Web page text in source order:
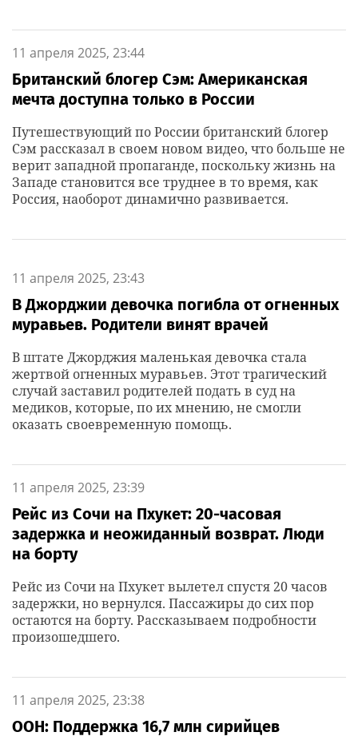
11 апреля 2025, 23:44
Британский блогер Сэм: Американская
мечта доступна только в России
Путешествующий по России британский блогер
Сэм рассказал в своем новом видео, что больше не
верит западной пропаганде, поскольку жизнь на
Западе становится все труднее в то время, как
Россия, наоборот динамично развивается.
11 апреля 2025, 23:43
В Джорджии девочка погибла от огненных
муравьев. Родители винят врачей
В штате Джорджия маленькая девочка стала
жертвой огненных муравьев. Этот трагический
случай заставил родителей подать в суд на
медиков, которые, по их мнению, не смогли
оказать своевременную помощь.
11 апреля 2025, 23:39
Рейс из Сочи на Пхукет: 20-часовая
задержка и неожиданный возврат. Люди
на борту
Рейс из Сочи на Пхукет вылетел спустя 20 часов
задержки, но вернулся. Пассажиры до сих пор
остаются на борту. Рассказываем подробности
произошедшего.
11 апреля 2025, 23:38
ООН: Поддержка 16,7 млн сирийцев